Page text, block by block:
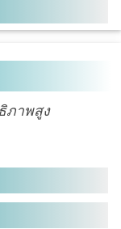
ภาพสูง